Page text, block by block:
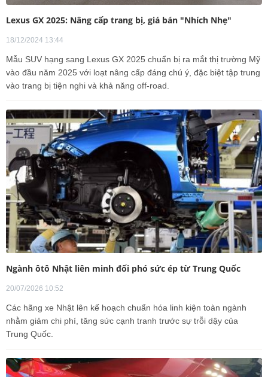
Lexus GX 2025: Nâng cấp trang bị, giá bán "Nhích Nhẹ"
18/12/2024 13:44
Mẫu SUV hạng sang Lexus GX 2025 chuẩn bị ra mắt thị trường Mỹ
vào đầu năm 2025 với loạt nâng cấp đáng chú ý, đặc biệt tập trung
vào trang bị tiện nghi và khả năng off-road.
Ngành ôtô Nhật liên minh đối phó sức ép từ Trung Quốc
20/07/2026 10:52
Các hãng xe Nhật lên kế hoạch chuẩn hóa linh kiện toàn ngành
nhằm giảm chi phí, tăng sức cạnh tranh trước sự trỗi dậy của
Trung Quốc.